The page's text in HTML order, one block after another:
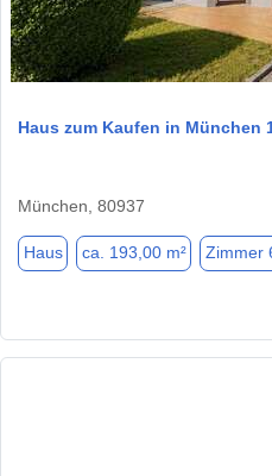
Haus zum Kaufen in München
München, 80937
Haus ca. 193,00 m² Zimmer